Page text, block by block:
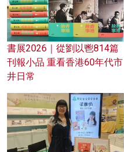
書展2026｜從劉以鬯814篇
刊報小品 重看香港60年代市
井日常